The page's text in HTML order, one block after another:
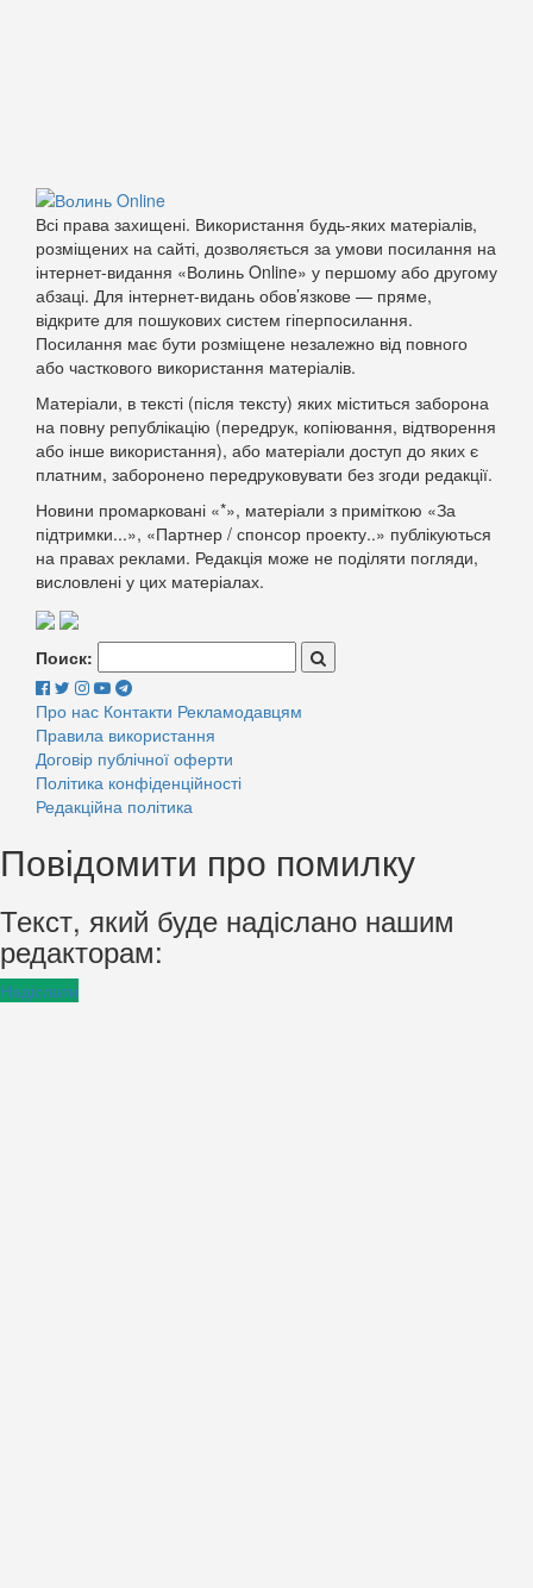
Всі права захищені. Використання будь-яких матеріалів,
розміщених на сайті, дозволяється за умови посилання на
інтернет-видання «Волинь Online» у першому або другому
абзаці. Для інтернет-видань обов’язкове — пряме,
відкрите для пошукових систем гіперпосилання.
Посилання має бути розміщене незалежно від повного
або часткового використання матеріалів.
Матеріали, в тексті (після тексту) яких міститься заборона
на повну републікацію (передрук, копіювання, відтворення
або інше використання), або матеріали доступ до яких є
платним, заборонено передруковувати без згоди редакції.
Новини промарковані «*», матеріали з приміткою «За
підтримки...», «Партнер / спонсор проекту..» публікуються
на правах реклами. Редакція може не поділяти погляди,
висловлені у цих матеріалах.
Поиск:
Про нас Контакти Рекламодавцям
Правила використання
Договір публічної оферти
Політика конфіденційності
Редакційна політика
Повідомити про помилку
Текст, який буде надіслано нашим
редакторам:
Надіслати